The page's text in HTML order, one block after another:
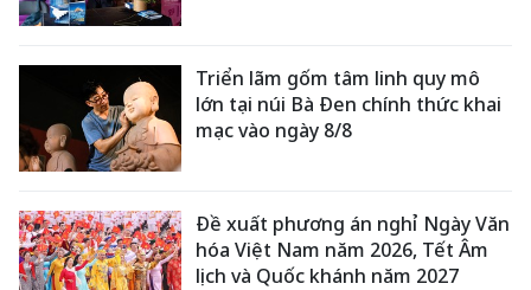
Triển lãm gốm tâm linh quy mô
lớn tại núi Bà Đen chính thức khai
mạc vào ngày 8/8
Đề xuất phương án nghỉ Ngày Văn
hóa Việt Nam năm 2026, Tết Âm
lịch và Quốc khánh năm 2027